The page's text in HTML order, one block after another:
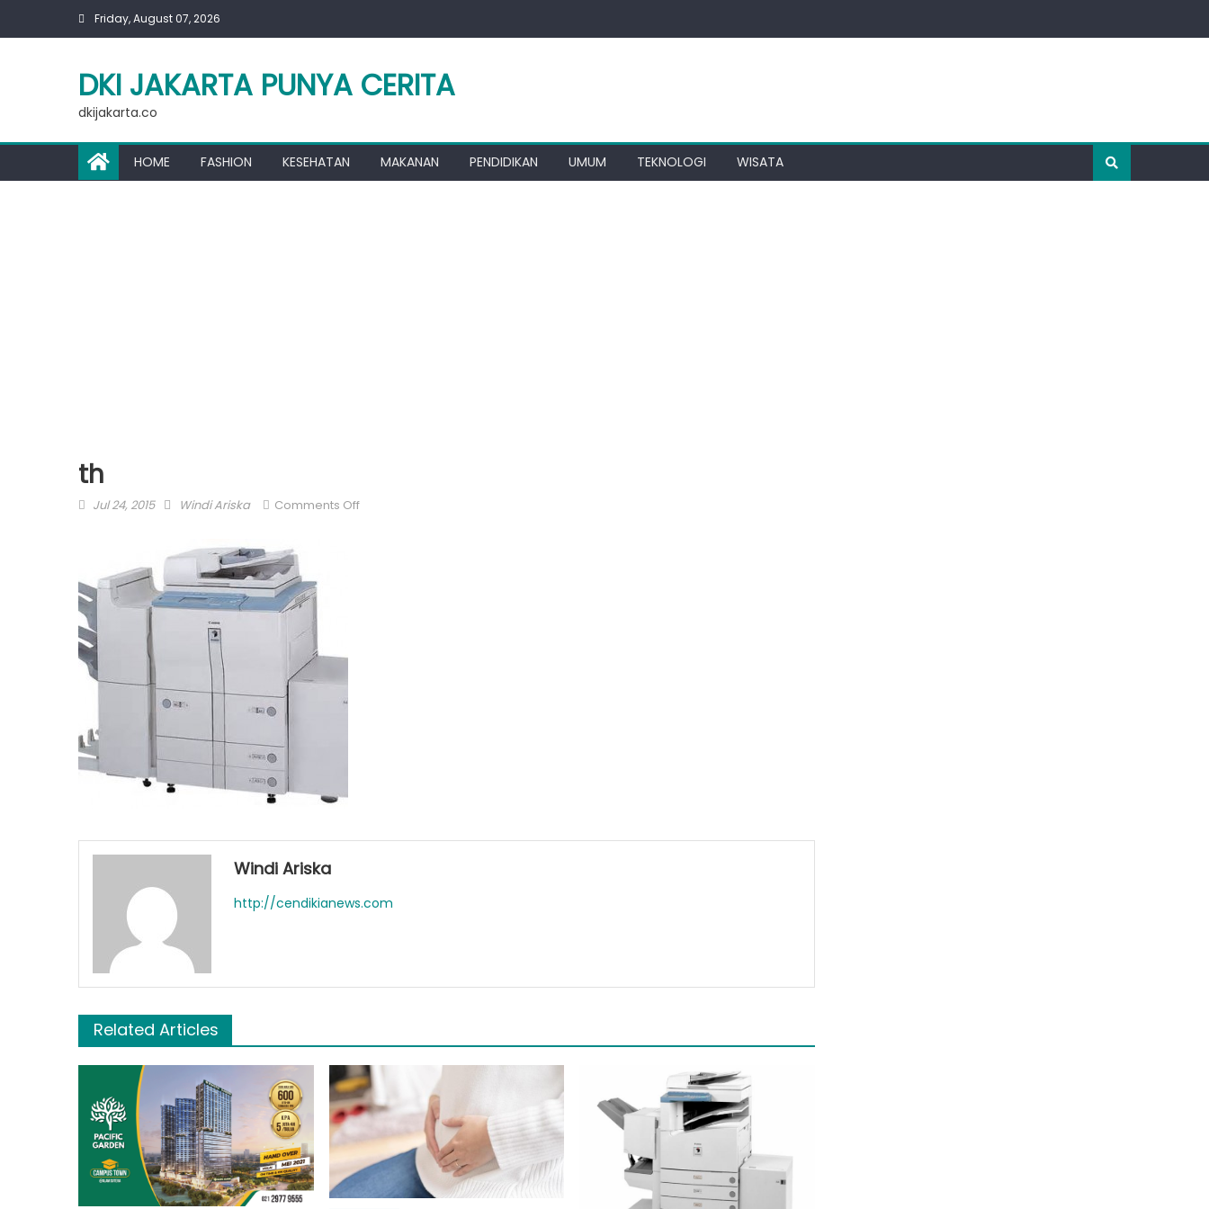
Friday, August 07, 2026
DKI JAKARTA PUNYA CERITA
dkijakarta.co
HOME FASHION KESEHATAN MAKANAN PENDIDIKAN UMUM TEKNOLOGI WISATA
th
Posted
Jul 24, 2015 Author
Windi Ariska Comments Offon
Windi Ariska
http://cendikianews.com
Related Articles